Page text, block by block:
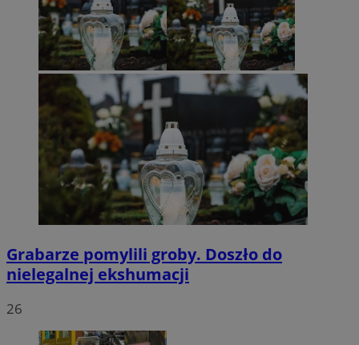
Grabarze pomylili groby. Doszło do
nielegalnej ekshumacji
26